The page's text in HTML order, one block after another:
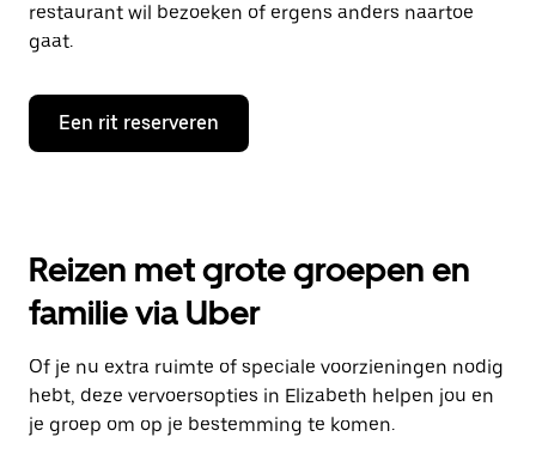
restaurant wil bezoeken of ergens anders naartoe
gaat.
Een rit reserveren
Reizen met grote groepen en
familie via Uber
Of je nu extra ruimte of speciale voorzieningen nodig
hebt, deze vervoersopties in Elizabeth helpen jou en
je groep om op je bestemming te komen.